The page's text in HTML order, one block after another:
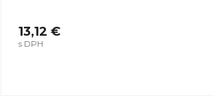
13,12 €
s DPH